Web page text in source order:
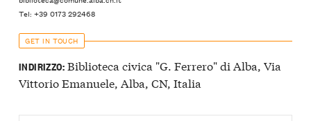
Tel: +39 0173 292468
GET IN TOUCH
INDIRIZZO:Biblioteca civica "G. Ferrero" di Alba, Via
Vittorio Emanuele, Alba, CN, Italia